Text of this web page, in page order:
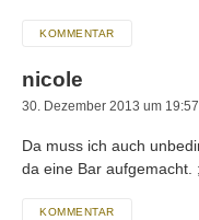
KOMMENTAR
nicole
30. Dezember 2013 um
Da muss ich auch
da eine Bar aufgemacht.
KOMMENTAR